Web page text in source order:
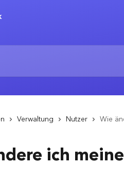
Verwaltung Nutzer Wie
ich